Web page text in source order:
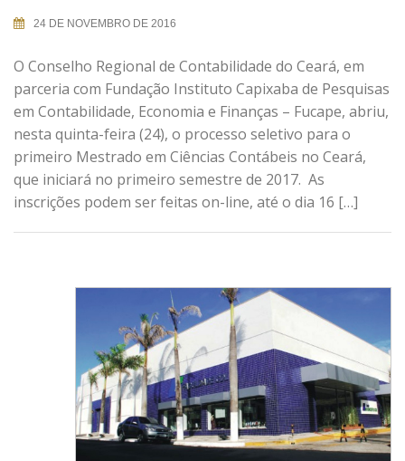
24 DE NOVEMBRO DE 2016
O Conselho Regional de Contabilidade do Ceará, em
parceria com Fundação Instituto Capixaba de Pesquisas
em Contabilidade, Economia e Finanças – Fucape, abriu,
nesta quinta-feira (24), o processo seletivo para o
primeiro Mestrado em Ciências Contábeis no Ceará,
que iniciará no primeiro semestre de 2017. As
inscrições podem ser feitas on-line, até o dia 16 […]